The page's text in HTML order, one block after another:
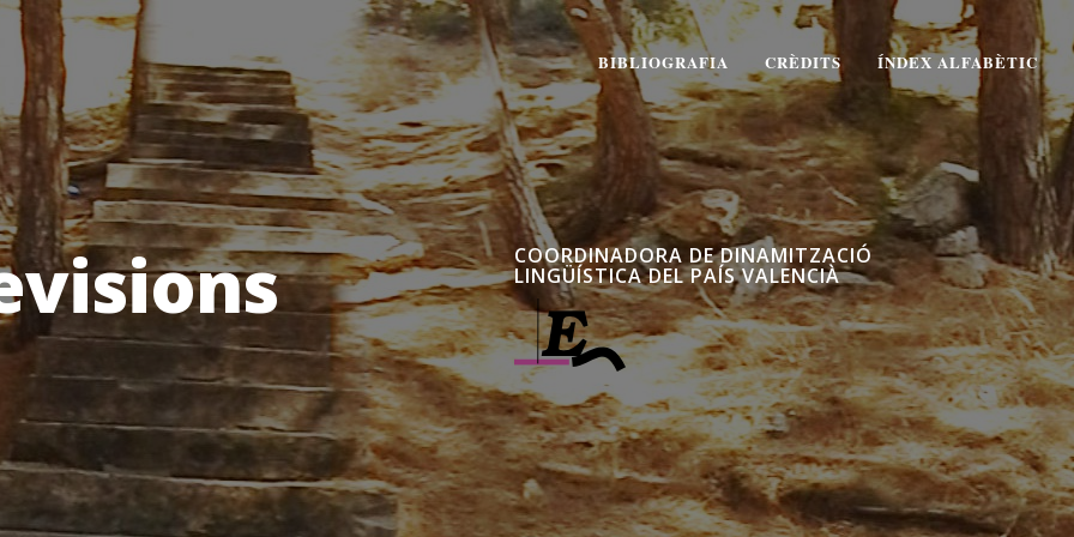
BIBLIOGRAFIA CRÈDITS ÍNDEX ALFABÈTIC
COORDINADORA DE DINAMITZACIÓ
LINGÜÍSTICA DEL PAÍS VALENCIÀ